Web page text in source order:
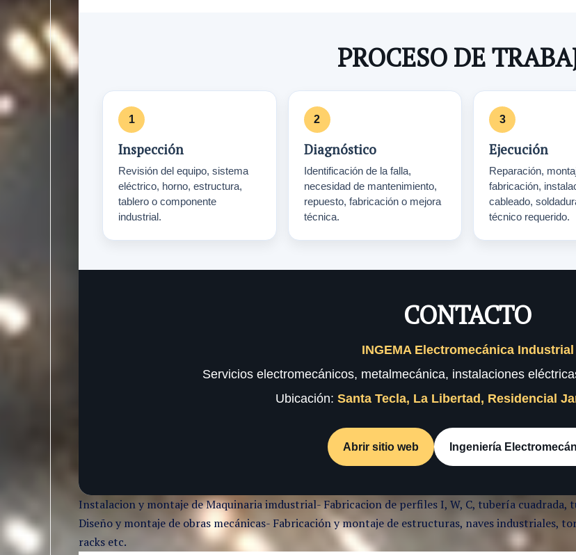
PROCESO DE
Inspección
Revisión del equipo, sistema
eléctrico, horno, estructura,
tablero o componente
industrial.
Diagnóstico
Identificación de la falla,
necesidad de mantenimiento,
repuesto, fabricación o mejora
técnica.
Ejecución
Reparación,
fabricación,
cableado,
técnico requerido.
CONTACTO
INGEMA Electromecánica Industrial
Servicios electromecánicos, metalmecánica, instalaciones
Ubicación: Santa Tecla, La Libertad, Residencial
Abrir sitio web Ingeniería
Instalacion y montaje de Maquinaria imdustrial- Fabricacion de perfiles I, W, C, tubería cuadrada,
Diseño y montaje de obras mecánicas- Fabricación y montaje de estructuras, naves industriales,
racks etc.